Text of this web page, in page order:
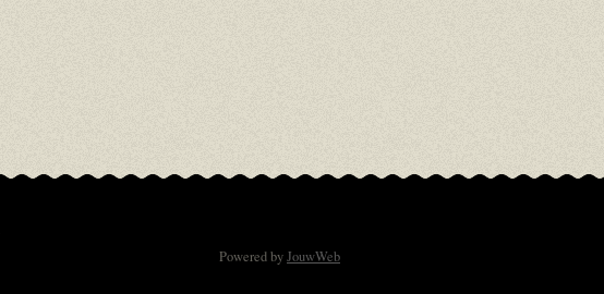
Powered byJouwWeb